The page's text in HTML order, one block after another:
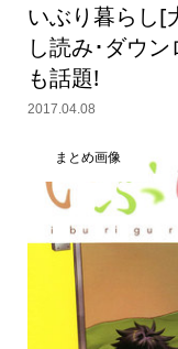
いぶり暮らし[
し読み･ダウ
も話題!
2017.04.08
まとめ画像